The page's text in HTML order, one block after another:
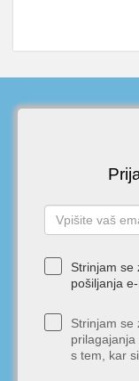
Strinjam se
pošiljanja
Strinjam se
s tem, kar